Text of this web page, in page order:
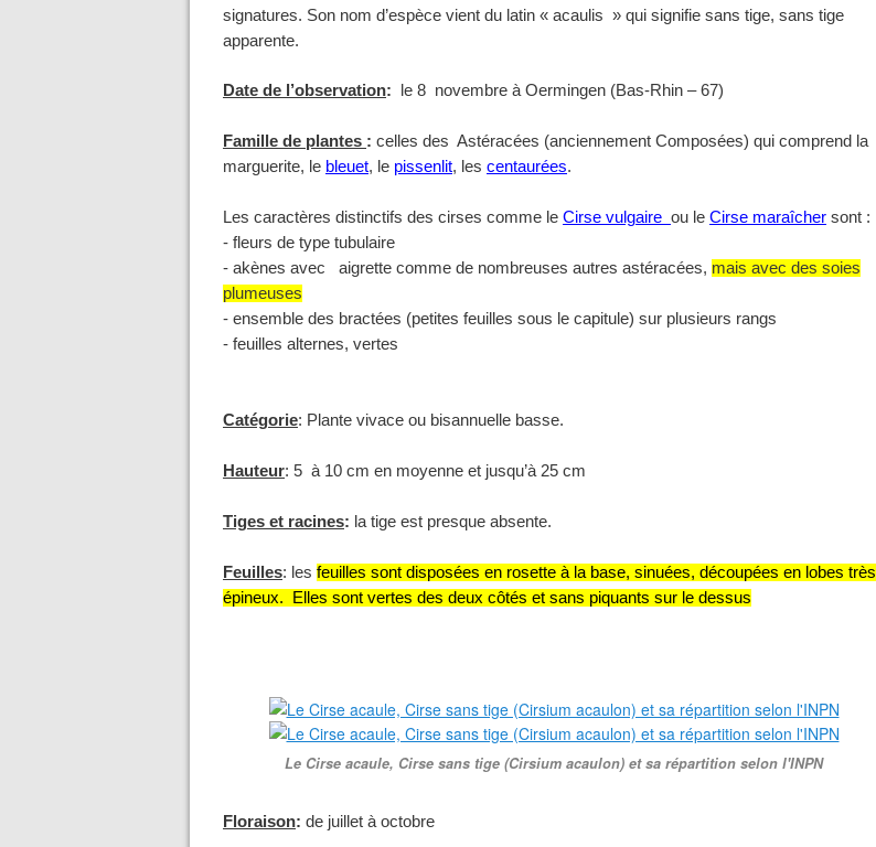
signatures. Son nom d’espèce vient du latin « acaulis » qui signifie sans tige, sans tige
apparente.
Date de l’observation: le 8 novembre à Oermingen (Bas-Rhin – 67)
Famille de plantes : celles des Astéracées (anciennement Composées) qui comprend la
marguerite, le bleuet, le pissenlit, les centaurées.
Les caractères distinctifs des cirses comme le Cirse vulgaire ou le Cirse maraîcher sont :
- fleurs de type tubulaire
- akènes avec aigrette comme de nombreuses autres astéracées, mais avec des soies
plumeuses
- ensemble des bractées (petites feuilles sous le capitule) sur plusieurs rangs
- feuilles alternes, vertes
Catégorie: Plante vivace ou bisannuelle basse.
Hauteur: 5 à 10 cm en moyenne et jusqu’à 25 cm
Tiges et racines: la tige est presque absente.
Feuilles: les feuilles sont disposées en rosette à la base, sinuées, découpées en lobes très
épineux. Elles sont vertes des deux côtés et sans piquants sur le dessus
Le Cirse acaule, Cirse sans tige (Cirsium acaulon) et sa répartition selon l'INPN
Floraison: de juillet à octobre